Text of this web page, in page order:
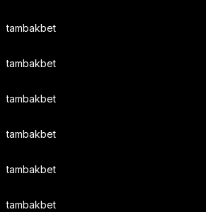
tambakbet
tambakbet
tambakbet
tambakbet
tambakbet
tambakbet